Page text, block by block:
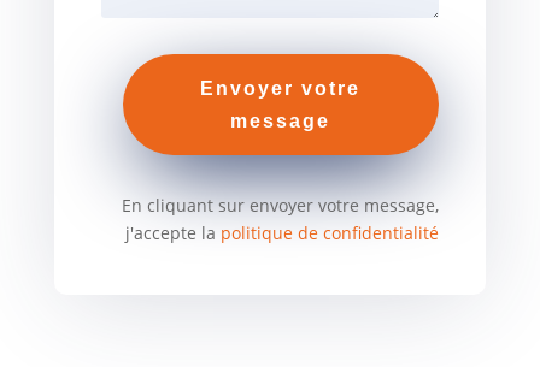
Envoyer votre
message
En cliquant sur envoyer votre message,
j'accepte la politique de confidentialité